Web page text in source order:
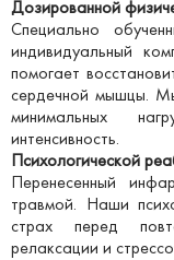
Дозированной
Специально
индивидуальный
помогает
сердечной мышцы.
минимальных
интенсивность.
Психологической
Перенесенный
травмой. Наши
страх перед
релаксации и